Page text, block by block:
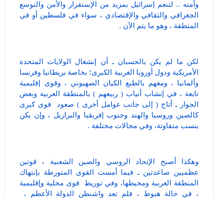
وأمنه .. لتنعم إسرائيل بمزيد من الإستقرار والأمن والتوسع
الجغرافي والثقافي والإقتصادي ، سواء في فلسطين أو في
المنطقة ، وهو ما يتم الآن .
لكن ما لم يكن بالحسبان ـ أن إنشغال الولايات المتحدة
الأمريكية ودول أوروبا الغربية الكبرى؛ بخاصة بريطانيا وفرنسا
وألمانيا ، ومعهم بالطبع الكيان الصهيوني ، وقوى إقليمية
تابعة ، في إنشاب أنياب ( ربيعهم ) بالمنطقة العربية وبعض
الجوار ـ أتاح ( إلى جانب عوامل أخرى ) صعود قوى كبرى
كالصين وروسيا والهند وجنوب إفريقيا والبرازيل ، وإن يكن
بنسب متفاوتة، وفي مجالات مختلفة .
وهكذا أصبح الإتحاد الروسي والصين الشعبية ، قوتين
عظميين صاعدتين ـ فيما أمست القوى المتورطة بإنتهاك
المنطقة العربية ومحيطها، وفي توريط قوى محلية وإقليمية
، في حالة هبوط ، فلم تعد واشنطن الدولة الأعظم ،